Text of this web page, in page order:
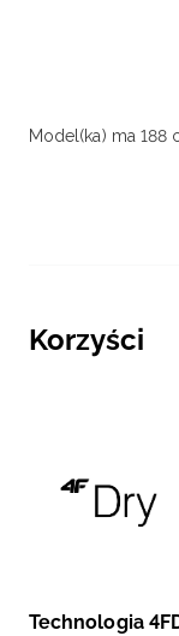
Model(ka) ma
Korzyści
Technologia